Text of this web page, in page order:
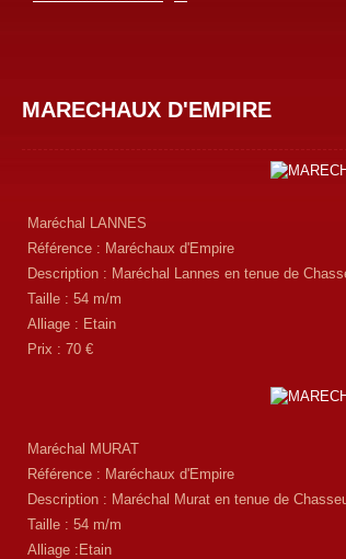
MARECHAUX D'EMPIRE
Maréchal LANNES
Référence : Maréchaux d'Empire
Description : Maréchal Lannes en tenue de
Taille : 54 m/m
Alliage : Etain
Prix : 70 €
Maréchal MURAT
Référence : Maréchaux d'Empire
Description : Maréchal Murat en tenue de
Taille : 54 m/m
Alliage :Etain